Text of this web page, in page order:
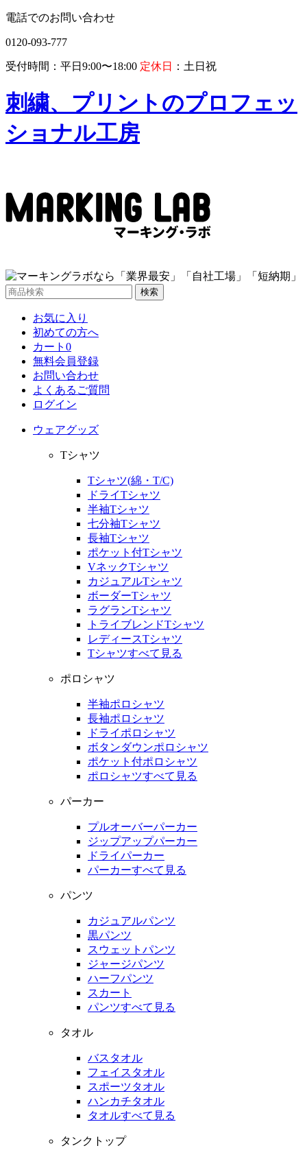
電話でのお問い合わせ
0120-093-777
受付時間：平日9:00〜18:00 定休日 ：土日祝
刺繍、プリントのプロフェッ
ショナル工房
お気に入り
初めての方へ
カート 0
無料会員登録
お問い合わせ
よくあるご質問
ログイン
ウェアグッズ
Tシャツ
Tシャツ(綿・T/C)
ドライTシャツ
半袖Tシャツ
七分袖Tシャツ
長袖Tシャツ
ポケット付Tシャツ
VネックTシャツ
カジュアルTシャツ
ボーダーTシャツ
ラグランTシャツ
トライブレンドTシャツ
レディースTシャツ
Tシャツすべて見る
ポロシャツ
半袖ポロシャツ
長袖ポロシャツ
ドライポロシャツ
ボタンダウンポロシャツ
ポケット付ポロシャツ
ポロシャツすべて見る
パーカー
プルオーバーパーカー
ジップアップパーカー
ドライパーカー
パーカーすべて見る
パンツ
カジュアルパンツ
黒パンツ
スウェットパンツ
ジャージパンツ
ハーフパンツ
スカート
パンツすべて見る
タオル
バスタオル
フェイスタオル
スポーツタオル
ハンカチタオル
タオルすべて見る
タンクトップ